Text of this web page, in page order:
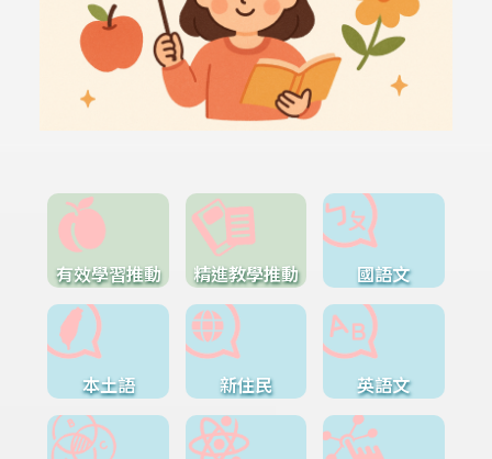
有效學習推動 精進教學推動 國語文
本土語 新住民 英語文